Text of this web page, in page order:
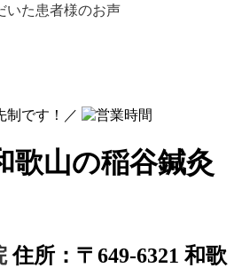
いた患者様のお声
制です！／
歌山の稲谷鍼灸
住所：〒649-6321 和歌